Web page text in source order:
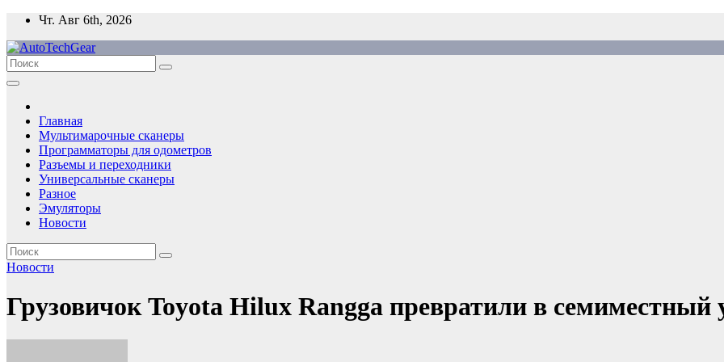
Перейти
содержимому
Чт. Авг 6th, 2026
Главная
Мультимарочные сканеры
Программаторы для одометров
Разъемы и переходники
Универсальные сканеры
Разное
Эмуляторы
Новости
Новости
Грузовичок Toyota Hilux Rangga превратили в семиместный